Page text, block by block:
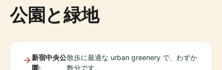
公園と緑地
新宿中央公
園:
散歩に最適な urban greenery で、わずか
数分です。